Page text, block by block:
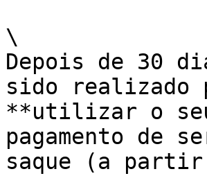
\
Depois de 30
sido realizado
**utilizar o
pagamento de
saque (a